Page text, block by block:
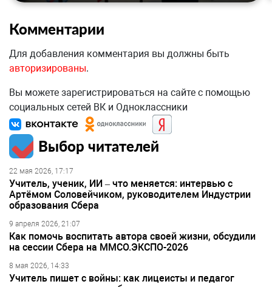
Комментарии
Для добавления комментария вы должны быть
авторизированы.
Вы можете зарегистрироваться на сайте с помощью
социальных сетей ВК и Одноклассники
Выбор читателей
22 мая 2026, 17:17
Учитель, ученик, ИИ – что меняется: интервью с
Артёмом Соловейчиком, руководителем Индустрии
образования Сбера
9 апреля 2026, 21:07
Как помочь воспитать автора своей жизни, обсудили
на сессии Сбера на ММСО.ЭКСПО-2026
8 мая 2026, 14:33
Учитель пишет с войны: как лицеисты и педагог